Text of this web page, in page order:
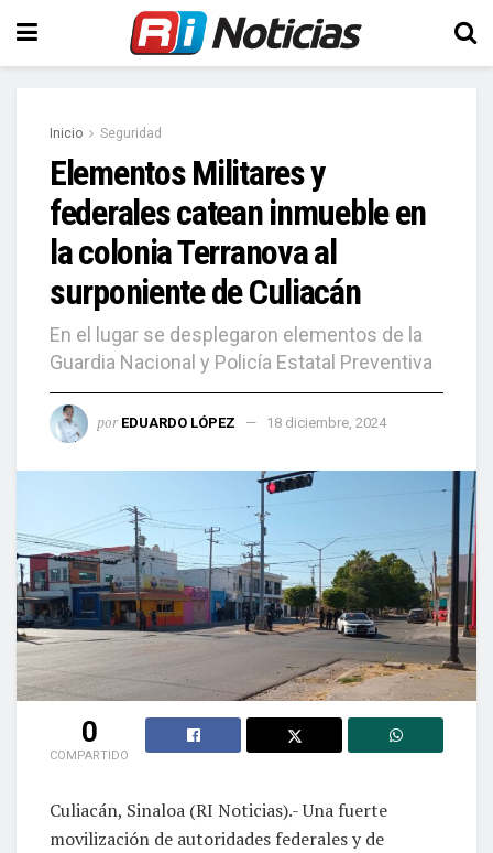
Inicio Seguridad
Elementos Militares y
federales catean inmueble en
la colonia Terranova al
surponiente de Culiacán
En el lugar se desplegaron elementos de la
Guardia Nacional y Policía Estatal Preventiva
por EDUARDO LÓPEZ 18 diciembre, 2024
0
COMPARTIDO
Culiacán, Sinaloa (RI Noticias).- Una fuerte
movilización de autoridades federales y de